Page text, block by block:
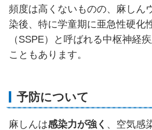
頻度は高くないものの、麻しん
染後、特に学童期に亜急性硬化
（SSPE）と呼ばれる中枢神経
こともあります。
予防について
麻しんは感染力が強く 、空気感